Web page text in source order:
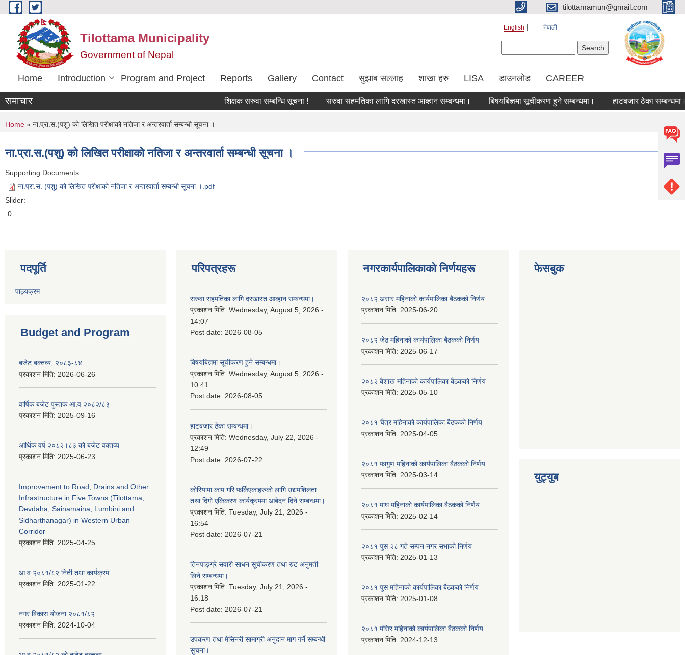
Skip to main content tilottamamun@gmail.com
Tilottama Municipality
Government of Nepal
English नेपाली
Home Introduction Program and Project Reports Gallery Contact सुझाब सल्लाह शाखा हरु LISA डाउनलोड CAREER
समाचार शिक्षक सरुवा सम्बन्धि सूचना ! सरुवा सहमतिका लागि दरखास्त आब्हान सम्बन्धमा। बिषयबिज्ञमा सूचीकरण हुने सम्बन्धमा। हाटबजार ठेका सम्बन्धमा।
You are here
Home » ना.प्रा.स.(पशु) को लिखित परीक्षाको नतिजा र अन्तरवार्ता सम्बन्धी सूचना ।
ना.प्रा.स.(पशु) को लिखित परीक्षाको नतिजा र अन्तरवार्ता सम्बन्धी सूचना ।
Supporting Documents:
ना.प्रा.स. (पशु) को लिखित परीक्षाको नतिजा र अन्तरवार्ता सम्बन्धी सूचना ।.pdf
Slider:
0
पदपूर्ति
पाठ्यक्रम
Budget and Program
बजेट बक्तव्य, २०८३-८४
प्रकाशन मिति: 2026-06-26
वार्षिक बजेट पुस्तक आ.व २०८२/८३
प्रकाशन मिति: 2025-09-16
आर्थिक वर्ष २०८२।८३ को बजेट वक्तव्य
प्रकाशन मिति: 2025-06-23
Improvement to Road, Drains and Other
Infrastructure in Five Towns (Tilottama,
Devdaha, Sainamaina, Lumbini and
Sidharthanagar) in Western Urban
Corridor
प्रकाशन मिति: 2025-04-25
आ.व २०८१/८२ निती तथा कार्यक्रम
प्रकाशन मिति: 2025-01-22
नगर बिकास योजना २०८१/८२
प्रकाशन मिति: 2024-10-04
परिपत्रहरू
सरुवा सहमतिका लागि दरखास्त आब्हान सम्बन्धमा।
प्रकाशन मिति: Wednesday, August 5, 2026 -
14:07
Post date: 2026-08-05
बिषयबिज्ञमा सूचीकरण हुने सम्बन्धमा।
प्रकाशन मिति: Wednesday, August 5, 2026 -
10:41
Post date: 2026-08-05
हाटबजार ठेका सम्बन्धमा।
प्रकाशन मिति: Wednesday, July 22, 2026 -
12:49
Post date: 2026-07-22
कोरियामा काम गरि फर्किएकाहरुको लागि उद्यमशिलता
तथा दिगो एकिकरण कार्यक्रममा आबेदन दिने सम्बन्धमा।
प्रकाशन मिति: Tuesday, July 21, 2026 -
16:54
Post date: 2026-07-21
तिनपाङ्ग्रे सवारी साधन सूचीकरण तथा रुट अनुमती
लिने सम्बन्धमा।
प्रकाशन मिति: Tuesday, July 21, 2026 -
16:18
Post date: 2026-07-21
उपकरण तथा मेसिनरी सामाग्री अनुदान माग गर्ने सम्बन्धी
सुचना।
नगरकार्यपालिकाकाे निर्णयहरू
२०८२ असार महिनाको कार्यपालिका बैठकको निर्णय
प्रकाशन मिति: 2025-06-20
२०८२ जेठ महिनाको कार्यपालिका बैठकको निर्णय
प्रकाशन मिति: 2025-06-17
२०८२ बैशाख महिनाको कार्यपालिका बैठकको निर्णय
प्रकाशन मिति: 2025-05-10
२०८१ चैत्र महिनाको कार्यपालिका बैठकको निर्णय
प्रकाशन मिति: 2025-04-05
२०८१ फागुण महिनाको कार्यपालिका बैठकको निर्णय
प्रकाशन मिति: 2025-03-14
२०८१ माघ महिनाको कार्यपालिका बैठकको निर्णय
प्रकाशन मिति: 2025-02-14
२०८१ पुस २८ गते सम्प‍न नगर सभाको निर्णय
प्रकाशन मिति: 2025-01-13
२०८१ पुस महिनाको कार्यपालिका बैठकको निर्णय
प्रकाशन मिति: 2025-01-08
२०८१ मंसिर महिनाको कार्यपालिका बैठकको निर्णय
प्रकाशन मिति: 2024-12-13
फेसबुक
युट्युब